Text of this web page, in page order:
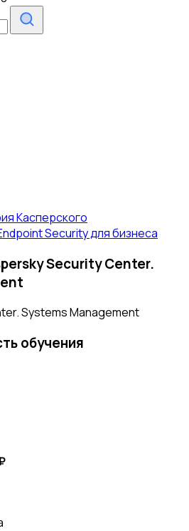
Касперского
Security для бизнеса
Security Center.
Systems Management
обучения